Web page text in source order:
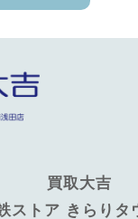
買取大吉
ストア きらりタ